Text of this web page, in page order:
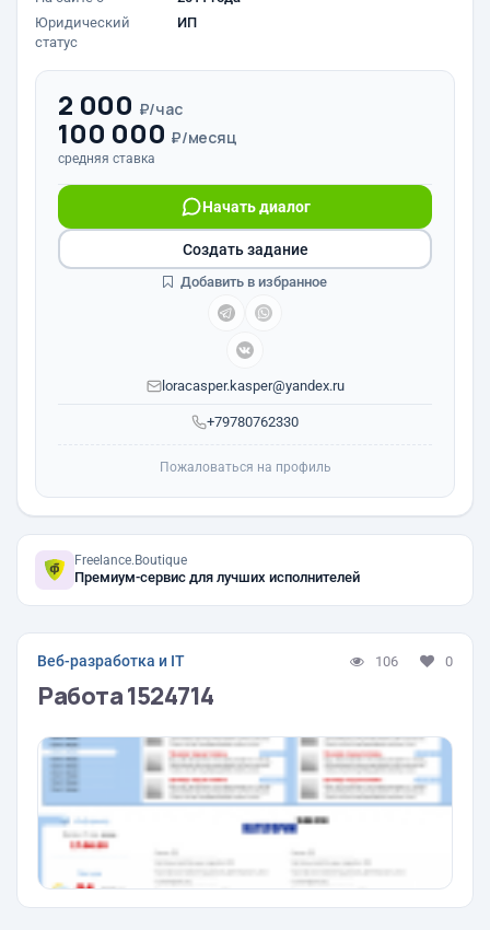
Юридический
статус
ИП
2 000 ₽/час
100 000 ₽/месяц
средняя ставка
+79780762330
Начать диалог
loracasper.kasper@yandex.ru
Создать задание
Добавить в избранное
Пожаловаться на профиль
Freelance.Boutique
Премиум-сервис для лучших исполнителей
Веб-разработка и IT 106 0
Работа 1524714